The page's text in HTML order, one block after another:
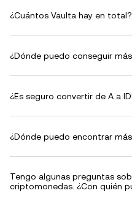
¿Cuántos Vaulta hay en total?
¿Dónde puedo conseguir
¿Es seguro convertir de A a
¿Dónde puedo encontrar
Tengo algunas preguntas
criptomonedas. ¿Con quién